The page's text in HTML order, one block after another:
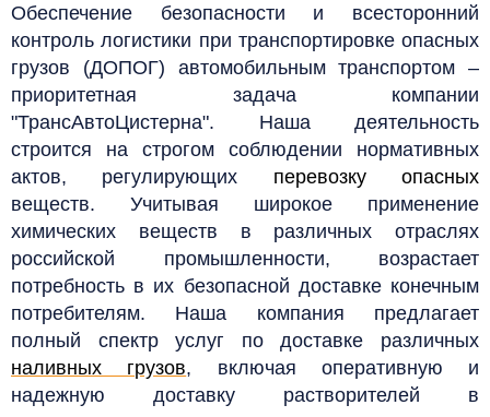
Обеспечение безопасности и всесторонний
контроль логистики при транспортировке опасных
грузов (ДОПОГ) автомобильным транспортом –
приоритетная задача компании
"ТрансАвтоЦистерна". Наша деятельность
строится на строгом соблюдении нормативных
актов, регулирующих перевозку опасных
веществ. Учитывая широкое применение
химических веществ в различных отраслях
российской промышленности, возрастает
потребность в их безопасной доставке конечным
потребителям. Наша компания предлагает
полный спектр услуг по доставке различных
наливных грузов, включая оперативную и
надежную доставку растворителей в